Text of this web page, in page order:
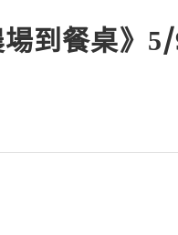
到餐桌》